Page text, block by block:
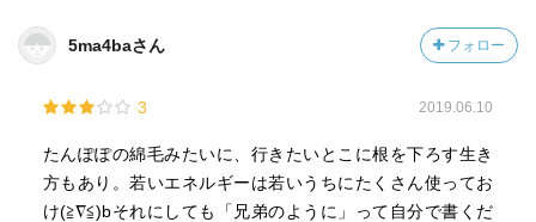
5ma4baさん フォロー
3 2019.06.10
たんぽぽの綿毛みたいに、行きたいとこに根を下ろす生き
方もあり。若いエネルギーは若いうちにたくさん使ってお
け(≧∇≦)bそれにしても「兄弟のように」って自分で書くだ